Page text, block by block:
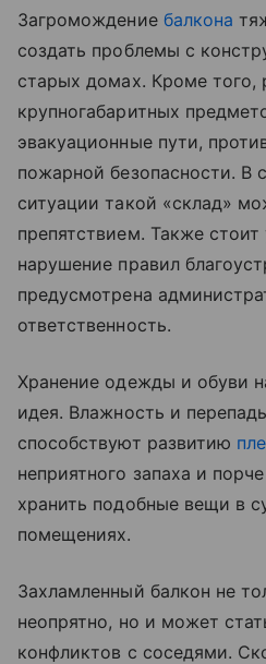
Загромождение балкона
создать проблемы с
старых домах. Кроме того,
крупногабаритных
эвакуационные пути,
пожарной безопасности. В
ситуации такой «склад»
препятствием. Также
нарушение правил
предусмотрена
ответственность.
Хранение одежды и обуви
идея. Влажность и
способствуют развитию
неприятного запаха и
хранить подобные вещи в
помещениях.
Захламленный балкон не
неопрятно, но и может
конфликтов с соседями.